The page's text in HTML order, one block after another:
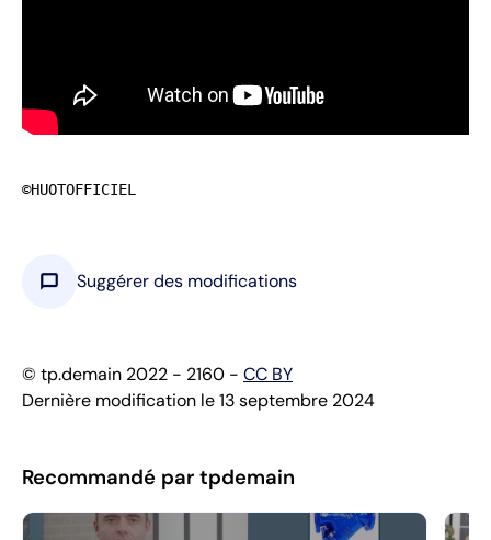
©HUOTOFFICIEL
chat_bubble Suggérer des modifications
© tp.demain 2022 - 2160 - CC BY
Dernière modification le 13 septembre 2024
Recommandé par tpdemain